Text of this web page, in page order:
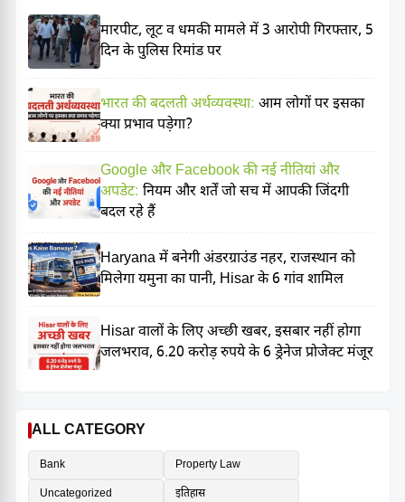
मारपीट, लूट व धमकी मामले में 3 आरोपी गिरफ्तार, 5
दिन के पुलिस रिमांड पर
भारत की बदलती अर्थव्यवस्था: आम लोगों पर इसका
क्या प्रभाव पड़ेगा?
Google और Facebook की नई नीतियां और
अपडेट: नियम और शर्तें जो सच में आपकी जिंदगी
बदल रहे हैं
Haryana में बनेगी अंडरग्राउंड नहर, राजस्थान को
मिलेगा यमुना का पानी, Hisar के 6 गांव शामिल
Hisar वालों के लिए अच्छी खबर, इसबार नहीं होगा
जलभराव, 6.20 करोड़ रुपये के 6 ड्रेनेज प्रोजेक्ट मंजूर
ALL CATEGORY
Bank
Property Law
Uncategorized
इतिहास